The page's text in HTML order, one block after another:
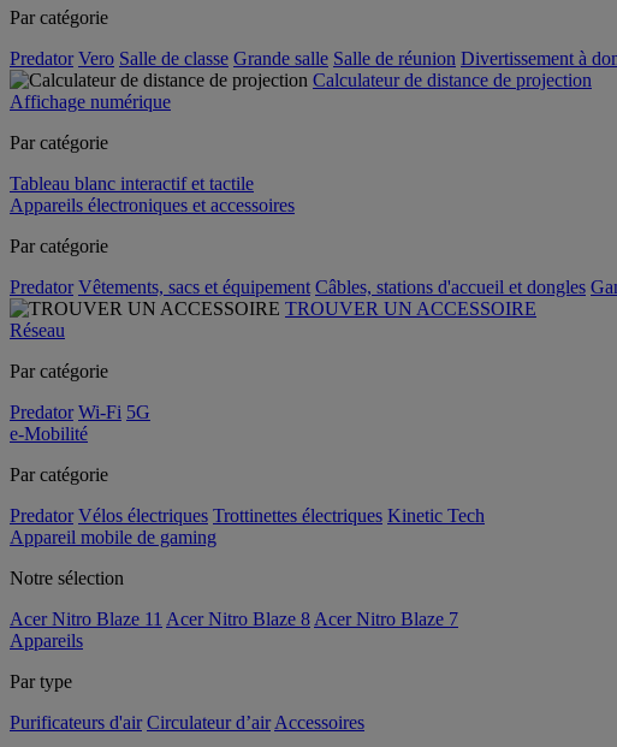
Par catégorie
Predator Vero Salle de classe Grande salle Salle de réunion Divertissement à
Calculateur de distance de projection
Affichage numérique
Par catégorie
Tableau blanc interactif et tactile
Appareils électroniques et accessoires
Par catégorie
Predator Vêtements, sacs et équipement Câbles, stations d'accueil et dongles
TROUVER UN ACCESSOIRE
Réseau
Par catégorie
Predator Wi-Fi 5G
e-Mobilité
Par catégorie
Predator Vélos électriques Trottinettes électriques Kinetic Tech
Appareil mobile de gaming
Notre sélection
Acer Nitro Blaze 11 Acer Nitro Blaze 8 Acer Nitro Blaze 7
Appareils
Par type
Purificateurs d'air Circulateur d’air Accessoires